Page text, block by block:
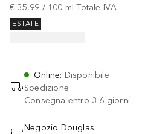
€ 35,99 / 100 ml Totale IVA
ESTATE
Online: Disponibile
Spedizione
Consegna entro 3-6 giorni
Negozio Douglas